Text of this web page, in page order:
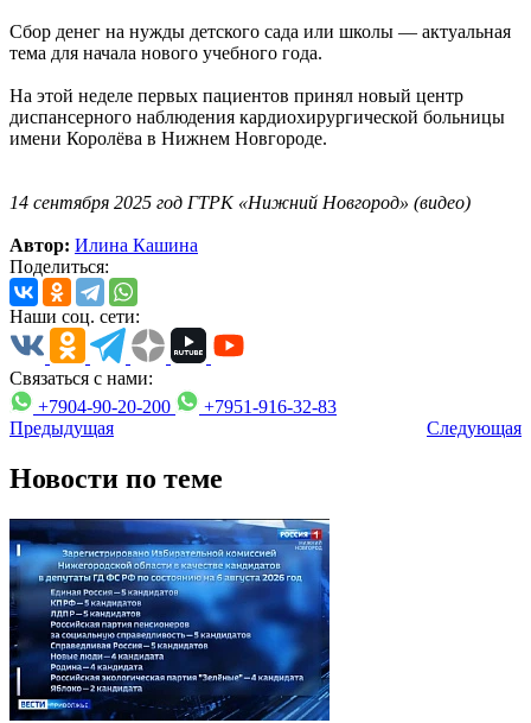
Сбор денег на нужды детского сада или школы — актуальная
тема для начала нового учебного года.
На этой неделе первых пациентов принял новый центр
диспансерного наблюдения кардиохирургической больницы
имени Королёва в Нижнем Новгороде.
14 сентября 2025 год ГТРК «Нижний Новгород» (видео)
Автор: Илина Кашина
Поделиться:
Наши соц. сети:
Связаться с нами:
+7904-90-20-200
+7951-916-32-83
Предыдущая
Следующая
Новости по теме